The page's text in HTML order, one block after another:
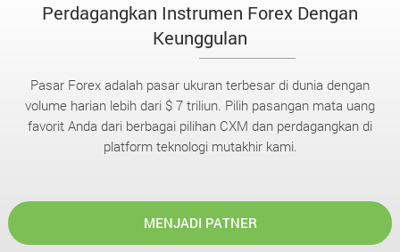
Perdagangkan Instrumen Forex Dengan
Keunggulan
Pasar Forex adalah pasar ukuran terbesar di dunia dengan
volume harian lebih dari $ 7 triliun. Pilih pasangan mata uang
favorit Anda dari berbagai pilihan CXM dan perdagangkan di
platform teknologi mutakhir kami.
MENJADI PATNER